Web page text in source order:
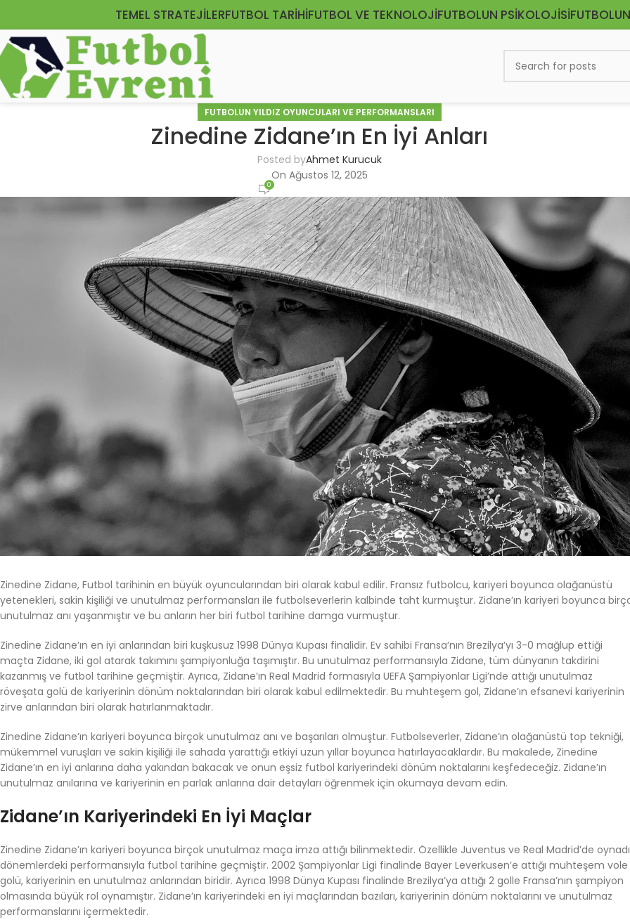
TEMEL STRATEJILERFUTBOL TARIHIFUTBOL VE TEKNOLOJIFUTBOLUN PSIKOLOJISI
FUTBOLUN YILDIZ OYUNCULARI VE PERFORMANSLARI
Zinedine Zidane’ın En İyi Anları
Posted byAhmet Kurucuk
On Ağustos 12, 2025
0
Zinedine Zidane, Futbol tarihinin en büyük oyuncularından biri olarak kabul edilir. Fransız futbolcu, kariyeri boyunca olağanüstü
yetenekleri, sakin kişiliği ve unutulmaz performansları ile futbolseverlerin kalbinde taht kurmuştur. Zidane’ın kariyeri boyunca
unutulmaz anı yaşanmıştır ve bu anların her biri futbol tarihine damga vurmuştur.
Zinedine Zidane’ın en iyi anlarından biri kuşkusuz 1998 Dünya Kupası finalidir. Ev sahibi Fransa’nın Brezilya’yı 3-0 mağlup ettiği
maçta Zidane, iki gol atarak takımını şampiyonluğa taşımıştır. Bu unutulmaz performansıyla Zidane, tüm dünyanın takdirini
kazanmış ve futbol tarihine geçmiştir. Ayrıca, Zidane’ın Real Madrid formasıyla UEFA Şampiyonlar Ligi’nde attığı unutulmaz
röveşata golü de kariyerinin dönüm noktalarından biri olarak kabul edilmektedir. Bu muhteşem gol, Zidane’ın efsanevi kariyerinin
zirve anlarından biri olarak hatırlanmaktadır.
Zinedine Zidane’ın kariyeri boyunca birçok unutulmaz anı ve başarıları olmuştur. Futbolseverler, Zidane’ın olağanüstü top tekniği,
mükemmel vuruşları ve sakin kişiliği ile sahada yarattığı etkiyi uzun yıllar boyunca hatırlayacaklardır. Bu makalede, Zinedine
Zidane’ın en iyi anlarına daha yakından bakacak ve onun eşsiz futbol kariyerindeki dönüm noktalarını keşfedeceğiz. Zidane’ın
unutulmaz anılarına ve kariyerinin en parlak anlarına dair detayları öğrenmek için okumaya devam edin.
Zidane’ın Kariyerindeki En İyi Maçlar
Zinedine Zidane’ın kariyeri boyunca birçok unutulmaz maça imza attığı bilinmektedir. Özellikle Juventus ve Real Madrid’de
dönemlerdeki performansıyla futbol tarihine geçmiştir. 2002 Şampiyonlar Ligi finalinde Bayer Leverkusen’e attığı muhteşem vole
golü, kariyerinin en unutulmaz anlarından biridir. Ayrıca 1998 Dünya Kupası finalinde Brezilya’ya attığı 2 golle Fransa’nın şampiyon
olmasında büyük rol oynamıştır. Zidane’ın kariyerindeki en iyi maçlarından bazıları, kariyerinin dönüm noktalarını ve unutulmaz
performanslarını içermektedir.